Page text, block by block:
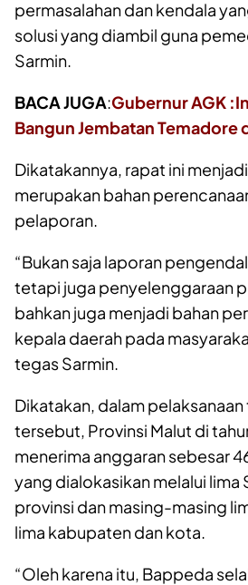
permasalahan dan kendala
solusi yang diambil guna
Sarmin.
BACA JUGA:Gubernur AGK
Bangun Jembatan Temadore
Dikatakannya, rapat ini
merupakan bahan
pelaporan.
“Bukan saja laporan
tetapi juga penyelenggaraan
bahkan juga menjadi bahan
kepala daerah pada
tegas Sarmin.
Dikatakan, dalam
tersebut, Provinsi Malut di
menerima anggaran sebesar
yang dialokasikan melalui lima
provinsi dan masing-masing
lima kabupaten dan kota.
“Oleh karena itu, Bappeda